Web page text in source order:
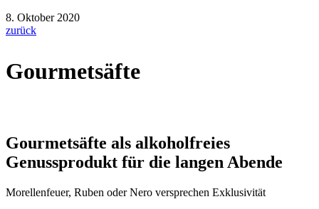
8. Oktober 2020
zurück
Gourmetsäfte
Gourmetsäfte als alkoholfreies
Genussprodukt für die langen Abende
Morellenfeuer, Ruben oder Nero versprechen Exklusivität